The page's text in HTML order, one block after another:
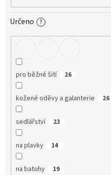
Určeno ?
pro běžné šití 26
kožené oděvy a galanterie 26
sedlářství 23
na plavky 14
na batohy 19